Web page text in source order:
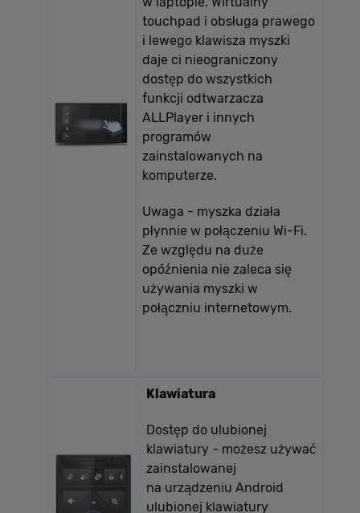
touchpad i obsługa prawego
i lewego klawisza myszki
daje ci nieograniczony
dostęp do wszystkich
funkcji odtwarzacza
ALLPlayer i innych
programów
zainstalowanych na
komputerze.
Uwaga - myszka działa
płynnie w połączeniu Wi-Fi.
Ze względu na duże
opóźnienia nie zaleca się
używania myszki w
połączniu internetowym.
Klawiatura
Dostęp do ulubionej
klawiatury - możesz używać
zainstalowanej
na urządzeniu Android
ulubionej klawiatury